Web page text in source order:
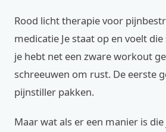
Rood licht therapie voor
medicatie Je staat op en voelt
je hebt net een zware workout
schreeuwen om rust. De eerste
pijnstiller pakken.
Maar wat als er een manier is